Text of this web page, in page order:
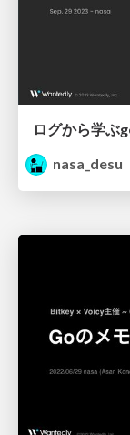
ログから学ぶ
nasa_desu